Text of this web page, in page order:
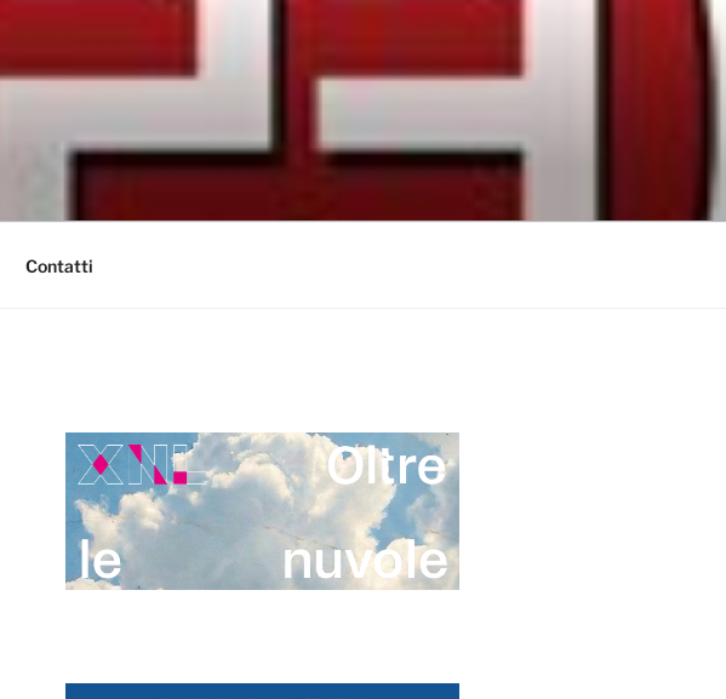
Contatti